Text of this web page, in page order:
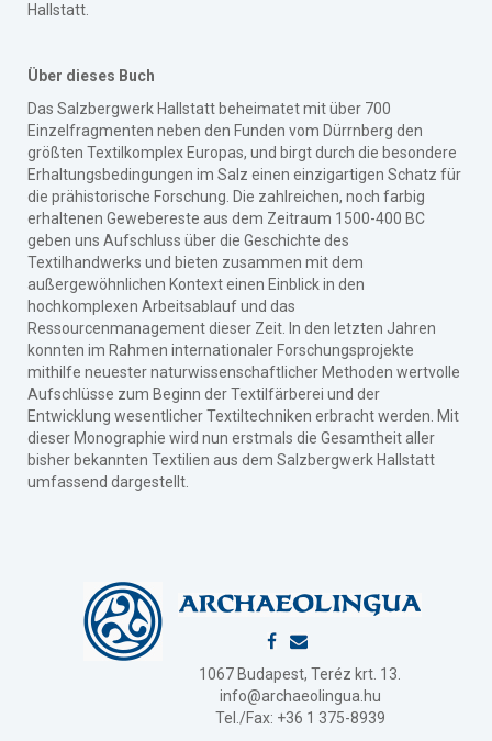
Hallstatt.
Über dieses Buch
Das Salzbergwerk Hallstatt beheimatet mit über 700
Einzelfragmenten neben den Funden vom Dürrnberg den
größten Textilkomplex Europas, und birgt durch die besondere
Erhaltungsbedingungen im Salz einen einzigartigen Schatz für
die prähistorische Forschung. Die zahlreichen, noch farbig
erhaltenen Gewebereste aus dem Zeitraum 1500-400 BC
geben uns Aufschluss über die Geschichte des
Textilhandwerks und bieten zusammen mit dem
außergewöhnlichen Kontext einen Einblick in den
hochkomplexen Arbeitsablauf und das
Ressourcenmanagement dieser Zeit. In den letzten Jahren
konnten im Rahmen internationaler Forschungsprojekte
mithilfe neuester naturwissenschaftlicher Methoden wertvolle
Aufschlüsse zum Beginn der Textilfärberei und der
Entwicklung wesentlicher Textiltechniken erbracht werden. Mit
dieser Monographie wird nun erstmals die Gesamtheit aller
bisher bekannten Textilien aus dem Salzbergwerk Hallstatt
umfassend dargestellt.
1067 Budapest, Teréz krt. 13.
info@archaeolingua.hu
Tel./Fax: +36 1 375-8939